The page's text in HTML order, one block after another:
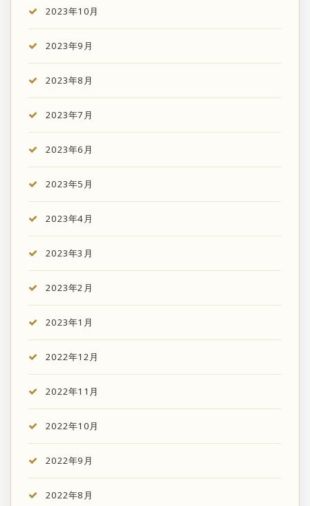
2023年10月
2023年9月
2023年8月
2023年7月
2023年6月
2023年5月
2023年4月
2023年3月
2023年2月
2023年1月
2022年12月
2022年11月
2022年10月
2022年9月
2022年8月